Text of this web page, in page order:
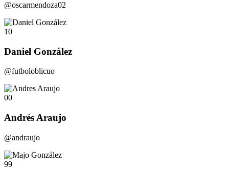
@oscarmendoza02
10
Daniel González
@futboloblicuo
00
Andrés Araujo
@andraujo
99